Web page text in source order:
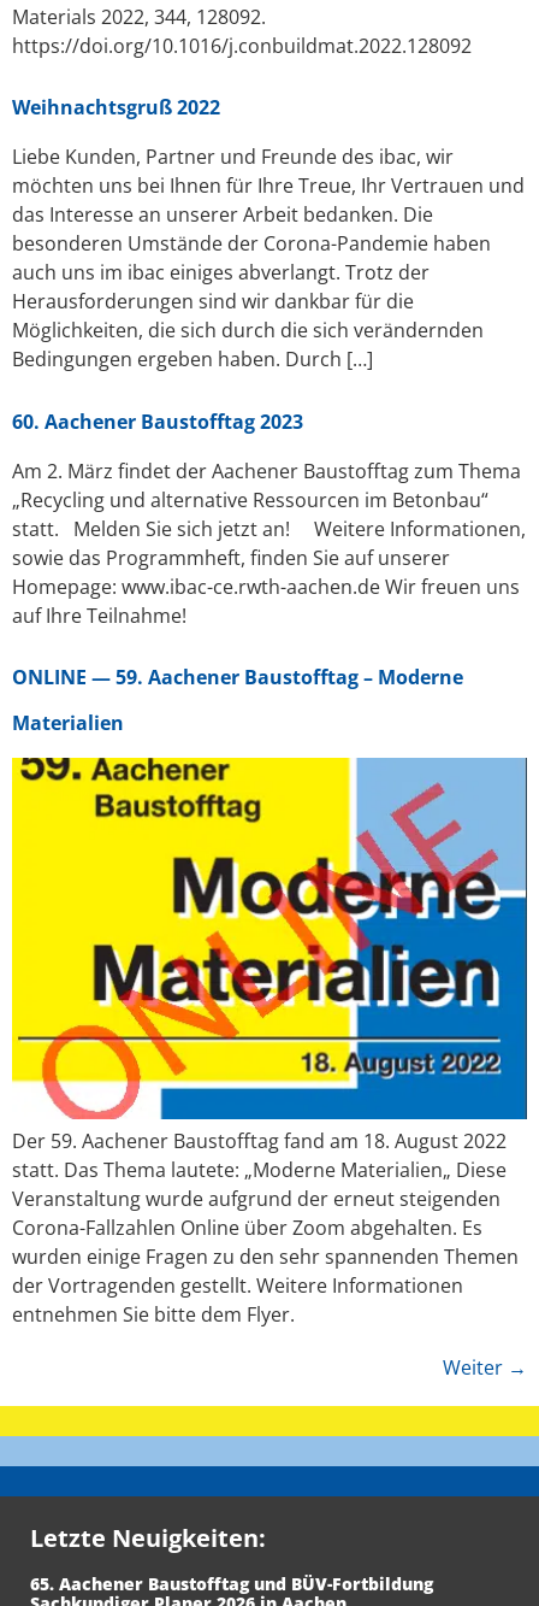
Materials 2022, 344, 128092.
https://doi.org/10.1016/j.conbuildmat.2022.128092
Weihnachtsgruß 2022
Liebe Kunden, Partner und Freunde des ibac, wir
möchten uns bei Ihnen für Ihre Treue, Ihr Vertrauen und
das Interesse an unserer Arbeit bedanken. Die
besonderen Umstände der Corona-Pandemie haben
auch uns im ibac einiges abverlangt. Trotz der
Herausforderungen sind wir dankbar für die
Möglichkeiten, die sich durch die sich verändernden
Bedingungen ergeben haben. Durch […]
60. Aachener Baustofftag 2023
Am 2. März findet der Aachener Baustofftag zum Thema
„Recycling und alternative Ressourcen im Betonbau“
statt. Melden Sie sich jetzt an! Weitere Informationen,
sowie das Programmheft, finden Sie auf unserer
Homepage: www.ibac-ce.rwth-aachen.de Wir freuen uns
auf Ihre Teilnahme!
ONLINE — 59. Aachener Baustofftag – Moderne
Materialien
Der 59. Aachener Baustofftag fand am 18. August 2022
statt. Das Thema lautete: „Moderne Materialien„ Diese
Veranstaltung wurde aufgrund der erneut steigenden
Corona-Fallzahlen Online über Zoom abgehalten. Es
wurden einige Fragen zu den sehr spannenden Themen
der Vortragenden gestellt. Weitere Informationen
entnehmen Sie bitte dem Flyer.
Weiter →
Letzte Neuigkeiten:
65. Aachener Baustofftag und BÜV-Fortbildung